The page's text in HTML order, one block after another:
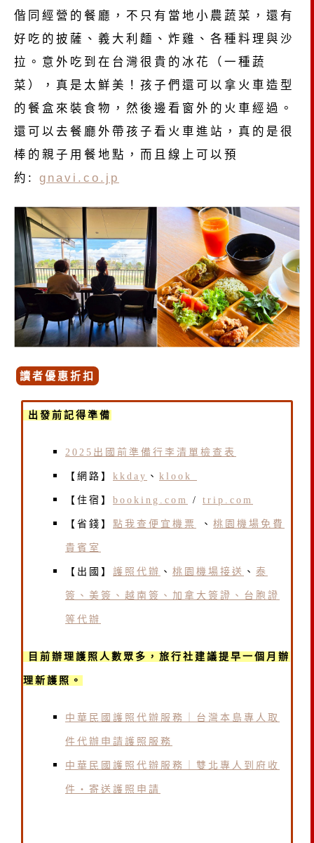
偕同經營的餐廳，不只有當地小農蔬菜，還有
好吃的披薩、義大利麵、炸雞、各種料理與沙
拉。意外吃到在台灣很貴的冰花（一種蔬
菜），真是太鮮美！孩子們還可以拿火車造型
的餐盒來裝食物，然後邊看窗外的火車經過。
還可以去餐廳外帶孩子看火車進站，真的是很
棒的親子用餐地點，而且線上可以預
約: gnavi.co.jp
讀者優惠折扣
出發前記得準備
2025出國前準備行李清單檢查表
【網路】 kkday 、 klook
【住宿】 booking.com / trip.com
【省錢】 點我查便宜機票 、 桃園機場免費
貴賓室
【出國】 護照代辦 、 桃園機場接送 、 泰
簽、美簽、越南簽、加拿大簽證、台胞證
等代辦
目前辦理護照人數眾多，旅行社建議提早一個月辦
理新護照。
中華民國護照代辦服務｜台灣本島專人取
件代辦申請護照服務
中華民國護照代辦服務｜雙北專人到府收
件・寄送護照申請